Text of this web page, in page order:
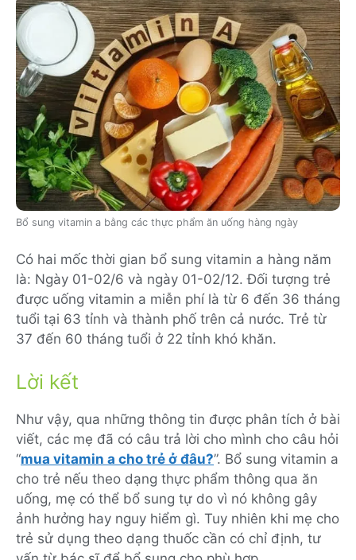
Bổ sung vitamin a bằng các thực phẩm ăn uống hàng ngày
Có hai mốc thời gian bổ sung vitamin a hàng năm
là: Ngày 01-02/6 và ngày 01-02/12. Đối tượng trẻ
được uống vitamin a miễn phí là từ 6 đến 36 tháng
tuổi tại 63 tỉnh và thành phố trên cả nước. Trẻ từ
37 đến 60 tháng tuổi ở 22 tỉnh khó khăn.
Lời kết
Như vậy, qua những thông tin được phân tích ở bài
viết, các mẹ đã có câu trả lời cho mình cho câu hỏi
“mua vitamin a cho trẻ ở đâu?”. Bổ sung vitamin a
cho trẻ nếu theo dạng thực phẩm thông qua ăn
uống, mẹ có thể bổ sung tự do vì nó không gây
ảnh hưởng hay nguy hiểm gì. Tuy nhiên khi mẹ cho
trẻ sử dụng theo dạng thuốc cần có chỉ định, tư